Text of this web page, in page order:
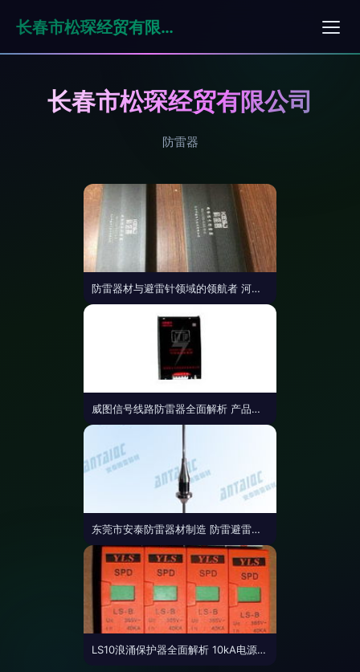
长春市松琛经贸有限公司
长春市松琛经贸有限公司
防雷器
防雷器材与避雷针领域的领航者 河南扬博防雷公司
威图信号线路防雷器全面解析 产品特点、报价与选购指南
东莞市安泰防雷器材制造 防雷避雷产品列表与核心产品解析
LS10浪涌保护器全面解析 10kA电源防雷器批发与选购指南